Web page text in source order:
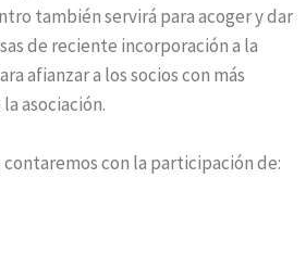
también servirá para acoger y dar
de reciente incorporación a la
afianzar a los socios con más
asociación.
con la participación de: